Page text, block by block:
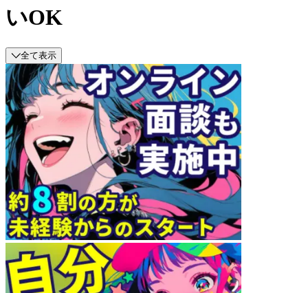
いOK
全て表示